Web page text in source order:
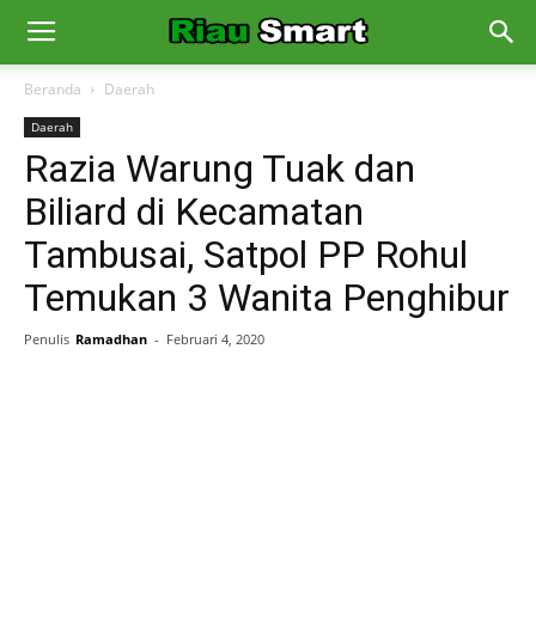
Beranda Daerah
Daerah
Razia Warung Tuak dan
Biliard di Kecamatan
Tambusai, Satpol PP Rohul
Temukan 3 Wanita Penghibur
Penulis Ramadhan - Februari 4, 2020